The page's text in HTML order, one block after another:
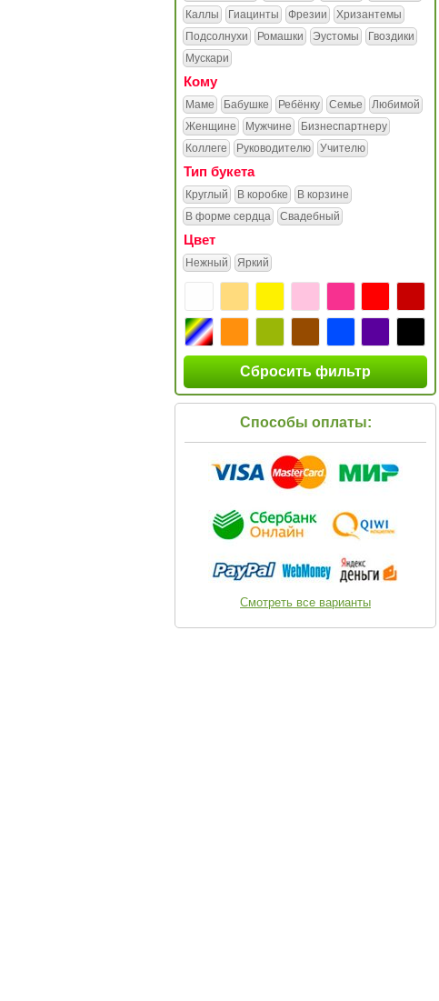
Каллы
Гиацинты Фрезии
Хризантемы
Подсолнухи
Ромашки Эустомы
Гвоздики
Мускари
Кому
Маме Бабушке Ребёнку Семье
Любимой
Женщине
Мужчине
Бизнеспартнеру
Коллеге
Руководителю Учителю
Тип букета
Круглый В коробке
В корзине
В форме сердца
Свадебный
Цвет
Нежный Яркий
Сбросить фильтр
Способы оплаты:
Смотреть все варианты